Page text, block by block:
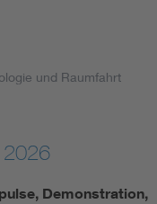
und Raumfahrt
2026
Demonstration,